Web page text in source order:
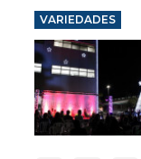
VARIEDADES